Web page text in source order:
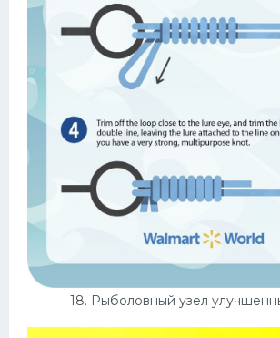
18. Рыболовный узел